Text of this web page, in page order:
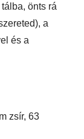
önts rá
a
és a
zsír, 63